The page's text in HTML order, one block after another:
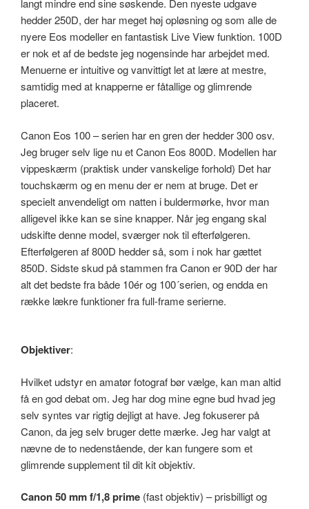
langt mindre end sine søskende. Den nyeste udgave
hedder 250D, der har meget høj opløsning og som alle de
nyere Eos modeller en fantastisk Live View funktion. 100D
er nok et af de bedste jeg nogensinde har arbejdet med.
Menuerne er intuitive og vanvittigt let at lære at mestre,
samtidig med at knapperne er fåtallige og glimrende
placeret.
Canon Eos 100 – serien har en gren der hedder 300 osv.
Jeg bruger selv lige nu et Canon Eos 800D. Modellen har
vippeskærm (praktisk under vanskelige forhold) Det har
touchskærm og en menu der er nem at bruge. Det er
specielt anvendeligt om natten i buldermørke, hvor man
alligevel ikke kan se sine knapper. Når jeg engang skal
udskifte denne model, sværger nok til efterfølgeren.
Efterfølgeren af 800D hedder så, som i nok har gættet
850D. Sidste skud på stammen fra Canon er 90D der har
alt det bedste fra både 10ér og 100´serien, og endda en
række lækre funktioner fra full-frame serierne.
Objektiver:
Hvilket udstyr en amatør fotograf bør vælge, kan man altid
få en god debat om. Jeg har dog mine egne bud hvad jeg
selv syntes var rigtig dejligt at have. Jeg fokuserer på
Canon, da jeg selv bruger dette mærke. Jeg har valgt at
nævne de to nedenstående, der kan fungere som et
glimrende supplement til dit kit objektiv.
Canon 50 mm f/1,8 prime (fast objektiv) – prisbilligt og